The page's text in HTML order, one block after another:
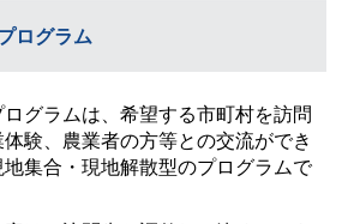
ログラム
グラムは、希望する市町村を訪問
験、農業者の方等との交流ができ
集合・現地解散型のプログラムで